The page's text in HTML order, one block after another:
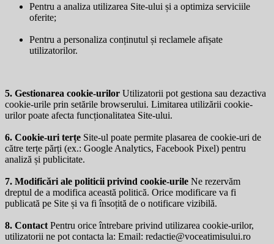
Pentru a analiza utilizarea Site-ului și a optimiza serviciile
oferite;
Pentru a personaliza conținutul și reclamele afișate
utilizatorilor.
5. Gestionarea cookie-urilor Utilizatorii pot gestiona sau dezactiva
cookie-urile prin setările browserului. Limitarea utilizării cookie-
urilor poate afecta funcționalitatea Site-ului.
6. Cookie-uri terțe Site-ul poate permite plasarea de cookie-uri de
către terțe părți (ex.: Google Analytics, Facebook Pixel) pentru
analiză și publicitate.
7. Modificări ale politicii privind cookie-urile Ne rezervăm
dreptul de a modifica această politică. Orice modificare va fi
publicată pe Site și va fi însoțită de o notificare vizibilă.
8. Contact Pentru orice întrebare privind utilizarea cookie-urilor,
utilizatorii ne pot contacta la: Email: redactie@voceatimisului.ro